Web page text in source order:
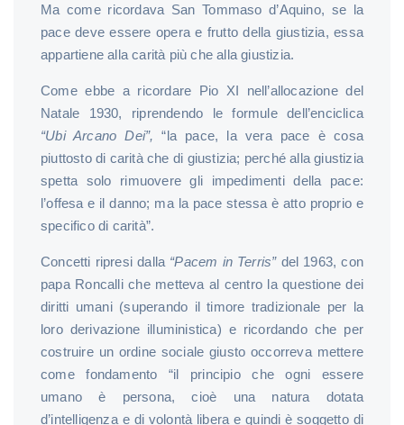
Ma come ricordava San Tommaso d’Aquino, se la
pace deve essere opera e frutto della giustizia, essa
appartiene alla carità più che alla giustizia.
Come ebbe a ricordare Pio XI nell’allocazione del
Natale 1930, riprendendo le formule dell’enciclica
“Ubi Arcano Dei”, “la pace, la vera pace è cosa
piuttosto di carità che di giustizia; perché alla giustizia
spetta solo rimuovere gli impedimenti della pace:
l’offesa e il danno; ma la pace stessa è atto proprio e
specifico di carità”.
Concetti ripresi dalla “Pacem in Terris”del 1963, con
papa Roncalli che metteva al centro la questione dei
diritti umani (superando il timore tradizionale per la
loro derivazione illuministica) e ricordando che per
costruire un ordine sociale giusto occorreva mettere
come fondamento “il principio che ogni essere
umano è persona, cioè una natura dotata
d’intelligenza e di volontà libera e quindi è soggetto di